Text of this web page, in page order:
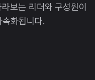
보는 리더와 구성원이
화됩니다.